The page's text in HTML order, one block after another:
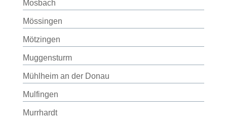
Mosbach
Mössingen
Mötzingen
Muggensturm
Mühlheim an der Donau
Mulfingen
Murrhardt